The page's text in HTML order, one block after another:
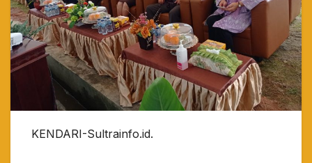
KENDARI-Sultrainfo.id.